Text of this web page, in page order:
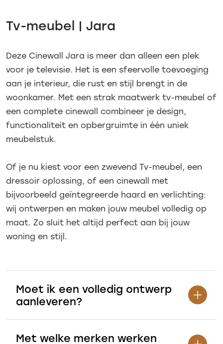
Tv-meubel | Jara
Deze Cinewall Jara is meer dan alleen een plek
voor je televisie. Het is een sfeervolle toevoeging
aan je interieur, die rust en stijl brengt in de
woonkamer. Met een strak maatwerk tv-meubel of
een complete cinewall combineer je design,
functionaliteit en opbergruimte in één uniek
meubelstuk.
Of je nu kiest voor een zwevend Tv-meubel, een
dressoir oplossing, of een cinewall met
bijvoorbeeld geïntegreerde haard en verlichting:
wij ontwerpen en maken jouw meubel volledig op
maat. Zo sluit het altijd perfect aan bij jouw
woning en stijl.
Moet ik een volledig ontwerp
aanleveren?
Met welke merken werken